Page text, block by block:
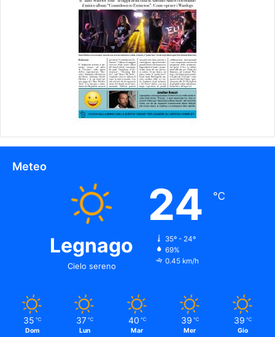
Meteo
Legnago
Cielo sereno
24 ℃
35º - 24º
69%
0.45 km/h
35 ℃
Dom
37 ℃
Lun
40 ℃
Mar
39 ℃
Mer
39 ℃
Gio